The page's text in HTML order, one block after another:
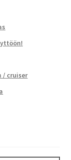
/ cruiser